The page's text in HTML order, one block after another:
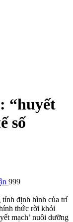
“huyết
số
999
tính định hình của trí
thức rời khỏi
mạch’ nuôi dưỡng